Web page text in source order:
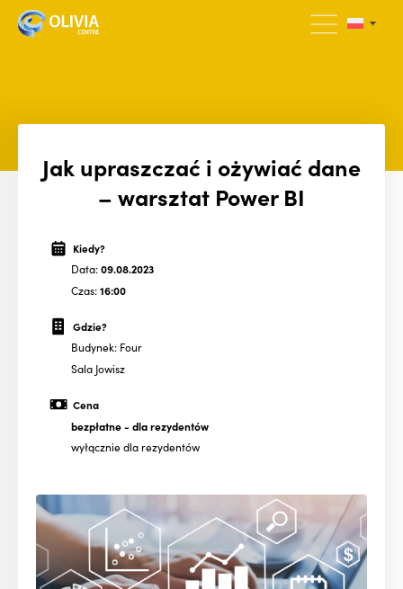
Jak upraszczać i ożywiać dane
– warsztat Power BI
Kiedy?
Data:09.08.2023
Czas:16:00
Gdzie?
Budynek: Four
Sala Jowisz
Cena
bezpłatne- dla rezydentów
wyłącznie dla rezydentów